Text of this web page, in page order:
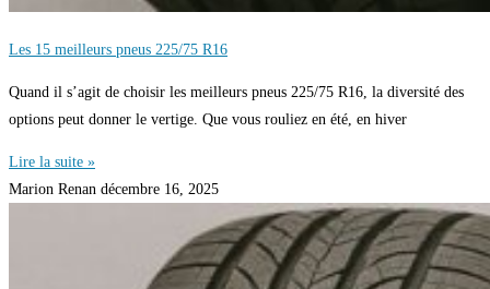
Les 15 meilleurs pneus 225/75 R16
Quand il s’agit de choisir les meilleurs pneus 225/75 R16, la diversité des
options peut donner le vertige. Que vous rouliez en été, en hiver
Lire la suite »
Marion Renan décembre 16, 2025